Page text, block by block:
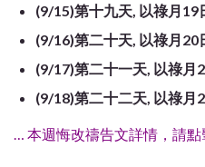
(9/15)第十九天, 以祿月19
(9/16)第二十天, 以祿月20
(9/17)第二十一天, 以祿月
(9/18)第二十二天, 以祿月
… 本週悔改禱告文詳情，請